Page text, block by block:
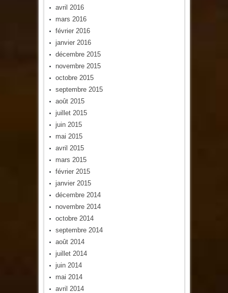
avril 2016
mars 2016
février 2016
janvier 2016
décembre 2015
novembre 2015
octobre 2015
septembre 2015
août 2015
juillet 2015
juin 2015
mai 2015
avril 2015
mars 2015
février 2015
janvier 2015
décembre 2014
novembre 2014
octobre 2014
septembre 2014
août 2014
juillet 2014
juin 2014
mai 2014
avril 2014